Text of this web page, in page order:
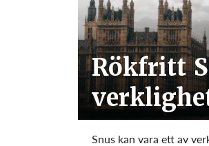
Rökfritt
Snus kan vara ett av